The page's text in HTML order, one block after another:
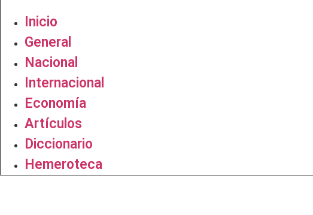
Inicio
General
Nacional
Internacional
Economía
Artículos
Diccionario
Hemeroteca